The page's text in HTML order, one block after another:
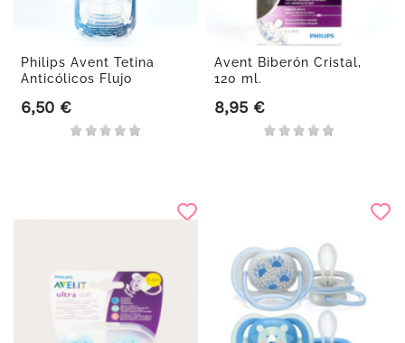
Philips Avent Tetina
Anticólicos Flujo
Precio
6,50 €
Avent Biberón Cristal,
120 ml.
Precio
8,95 €